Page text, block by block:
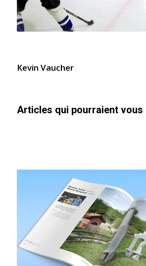
Kevin Vaucher
Articles qui pourraient vous